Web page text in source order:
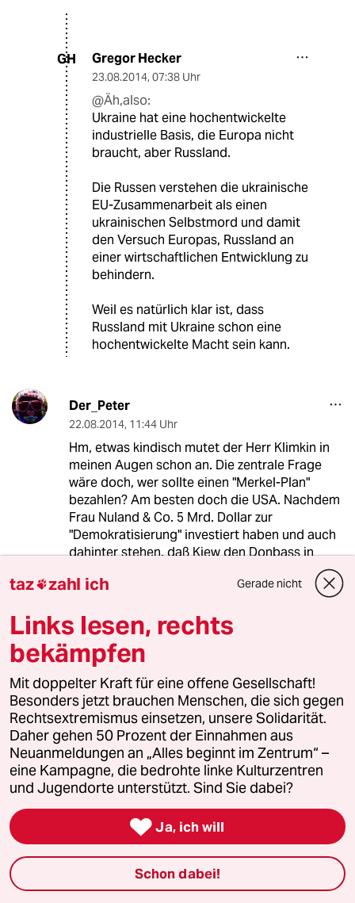
GH Gregor Hecker
23.08.2014, 07:38 Uhr
@Äh,also:
Ukraine hat eine hochentwickelte
industrielle Basis, die Europa nicht
braucht, aber Russland.
Die Russen verstehen die ukrainische
EU-Zusammenarbeit als einen
ukrainischen Selbstmord und damit
den Versuch Europas, Russland an
einer wirtschaftlichen Entwicklung zu
behindern.
Weil es natürlich klar ist, dass
Russland mit Ukraine schon eine
hochentwickelte Macht sein kann.
Der_Peter
22.08.2014, 11:44 Uhr
Hm, etwas kindisch mutet der Herr Klimkin in
meinen Augen schon an. Die zentrale Frage
wäre doch, wer sollte einen "Merkel-Plan"
bezahlen? Am besten doch die USA. Nachdem
Frau Nuland & Co. 5 Mrd. Dollar zur
"Demokratisierung" investiert haben und auch
dahinter stehen, daß Kiew den Donbass in
Schutt und Asche legt, können diese Leute
nach dem Motto "You break it, you pay it" auch
schlecht, wenn die Ukraine mal ihre Schulden
bei Gazprom tilgen würde...
MT Martin Trick
22.08.2014,12:48 Uhr
@Der_Peter:
Genau, ganz schnell die „Schulden“
begleichen - damit man im Kreml
segensreichen Hilfskonvois,
Scharfschützen und Söldner zu
bezahlen, die von Moskau aus der
Welt ihren seegensreichen Frieden
bringen, wie schon in Afghanistan,
taz zahl ich Gerade nicht
Links lesen, rechts
bekämpfen
Mit doppelter Kraft für eine offene Gesellschaft!
Besonders jetzt brauchen Menschen, die sich gegen
Rechtsextremismus einsetzen, unsere Solidarität.
Daher gehen 50 Prozent der Einnahmen aus
Neuanmeldungen an „Alles beginnt im Zentrum“ –
eine Kampagne, die bedrohte linke Kulturzentren
und Jugendorte unterstützt. Sind Sie dabei?
 Ja, ich will
Schon dabei!